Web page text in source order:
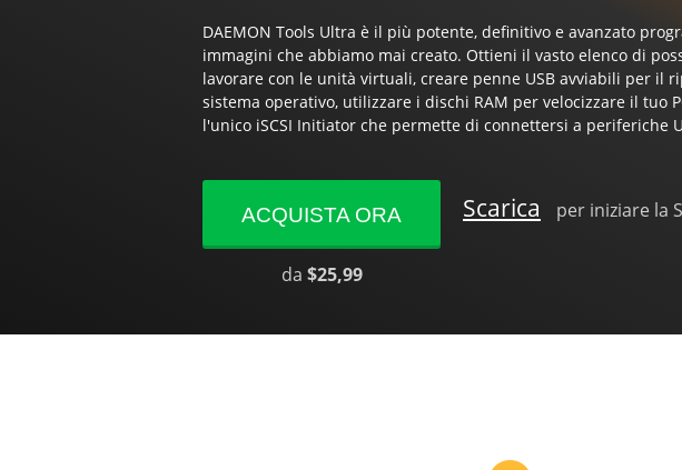
DAEMON Tools Ultra è il più potente, definitivo e avanzato
immagini che abbiamo mai creato. Ottieni il vasto elenco di
lavorare con le unità virtuali, creare penne USB avviabili per il
sistema operativo, utilizzare i dischi RAM per velocizzare il tuo
l'unico iSCSI Initiator che permette di connettersi a periferiche
ACQUISTA ORA
da $25,99
Scarica per iniziare la
Clicca sul pulsante Installa
per avviare il wizard del setup.
Continua con l'installazione
seguendo le istruzioni su